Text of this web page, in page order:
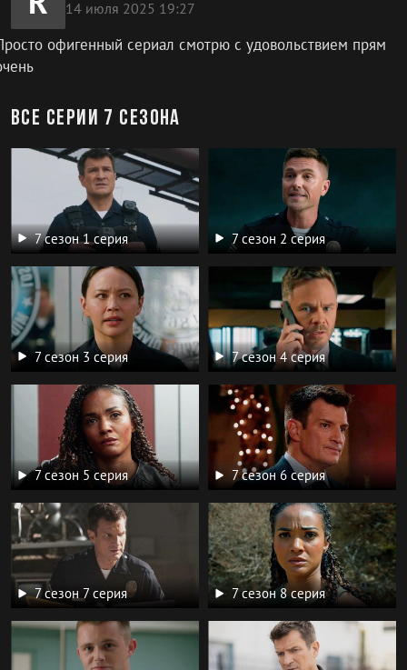
14 июля 2025 19:27
офигенный сериал смотрю с удовольствием прям
Все серии 7 сезона
7 сезон 1 серия 7 сезон 2 серия
7 сезон 3 серия 7 сезон 4 серия
7 сезон 5 серия 7 сезон 6 серия
7 сезон 7 серия 7 сезон 8 серия